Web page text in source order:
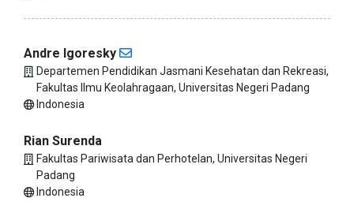
Andre Igoresky
Departemen Pendidikan Jasmani Kesehatan dan Rekreasi,
Fakultas Ilmu Keolahragaan, Universitas Negeri Padang
Indonesia
Rian Surenda
Fakultas Pariwisata dan Perhotelan, Universitas Negeri
Padang
Indonesia